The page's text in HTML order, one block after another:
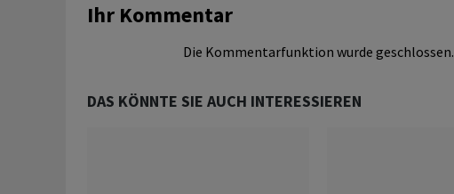
Ihr Kommentar
Die Kommentarfunktion wurde geschlossen.
DAS KÖNNTE SIE AUCH INTERESSIEREN